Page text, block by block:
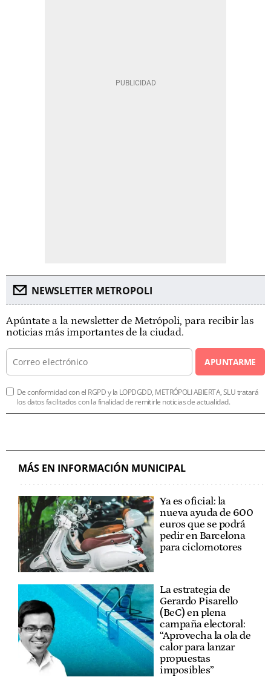
NEWSLETTER METROPOLI
Apúntate a la newsletter de Metrópoli, para recibir las
noticias más importantes de la ciudad.
APUNTARME
De conformidad con el RGPD y la LOPDGDD, METRÓPOLI ABIERTA, SLU tratará
los datos facilitados con la finalidad de remitirle noticias de actualidad.
MÁS EN INFORMACIÓN MUNICIPAL
Ya es oficial: la
nueva ayuda de 600
euros que se podrá
pedir en Barcelona
para ciclomotores
La estrategia de
Gerardo Pisarello
(BeC) en plena
campaña electoral:
“Aprovecha la ola de
calor para lanzar
propuestas
imposibles”